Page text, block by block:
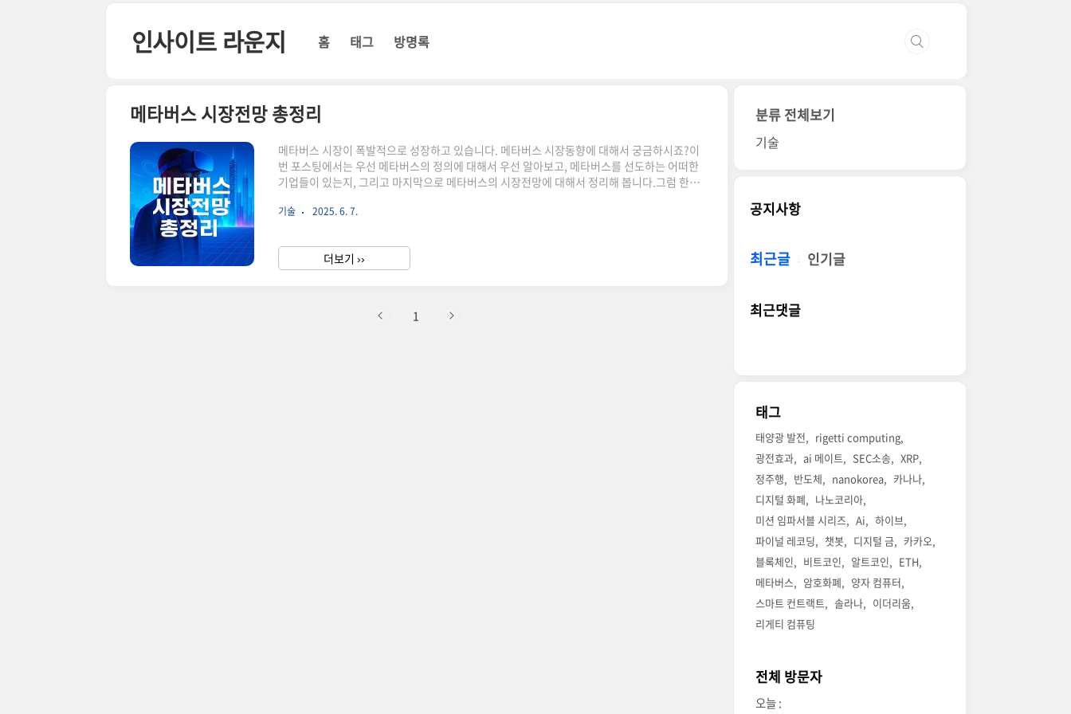
인사이트 라운지 홈 태그 방명록
메타버스 시장전망 총정리
메타버스 시장이 폭발적으로 성장하고 있습니다. 메타버스 시장동향에 대해서 궁금하시죠?이
번 포스팅에서는 우선 메타버스의 정의에 대해서 우선 알아보고, 메타버스를 선도하는 어떠한
기업들이 있는지, 그리고 마지막으로 메타버스의 시장전망에 대해서 정리해 봅니다.그럼 한번
계입니다. 단순한 게임이나 VR을 넘어서, 사람들이 실제로 일하고, 놀고, 소통하며, 경제활동
타버스에서는 가능합니다. 예를 들어, 전 세계 어디서든 가상 사무실에서 동료들과 만나 일할
수 있고, 수천 명과 함께 가상 콘서트를 관람할 수도 있죠.일상 속 메타버스 예시우리..
기술 2025. 6. 7.
더보기 ››
1
분류 전체보기
기술
공지사항
최근글 인기글
최근댓글
태그
태양광 발전
rigetti computing
광전효과
ai 메이트 SEC소송
XRP
정주행
반도체 nanokorea
카나나
디지털 화폐
나노코리아
미션 임파서블 시리즈
Ai
하이브
파이널 레코딩
챗봇 디지털 금
카카오
블록체인
비트코인 알트코인
ETH
메타버스
암호화폐
양자 컴퓨터
스마트 컨트랙트
솔라나
이더리움
리게티 컴퓨팅
전체 방문자
오늘 :